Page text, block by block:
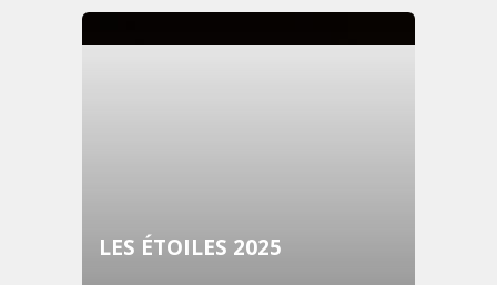
LES ÉTOILES 2025